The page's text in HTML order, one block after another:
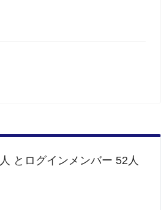
とログインメンバー 52人